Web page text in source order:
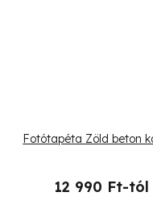
Fotótapéta Zöld beton
12 990 Ft-tól